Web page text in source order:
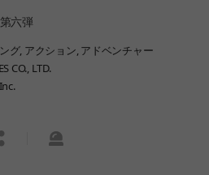
六弾
グ, アクション, アドベンチャー
CO., LTD.
유하기신고하기